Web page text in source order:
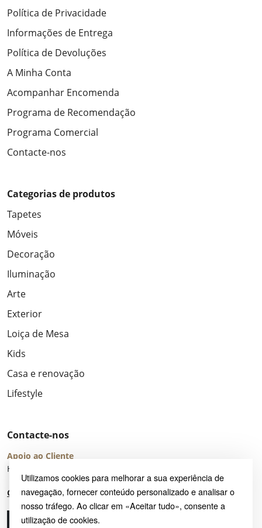
Utilizamos cookies para melhorar a sua experiência de
navegação, fornecer conteúdo personalizado e analisar o
nosso tráfego. Ao clicar em «Aceitar tudo», consente a
utilização de cookies.
Política de Privacidade
Informações de Entrega
Política de Devoluções
A Minha Conta
Acompanhar Encomenda
Programa de Recomendação
Programa Comercial
Contacte-nos
Categorias de produtos
Tapetes
Móveis
Decoração
Iluminação
Arte
Exterior
Loiça de Mesa
Kids
Casa e renovação
Lifestyle
Contacte-nos
Apoio ao Cliente
Horário de Atendimento: seg – sex 8:00 – 16:00 (UTC+2)
Centro de Ajuda
Ligue-nos